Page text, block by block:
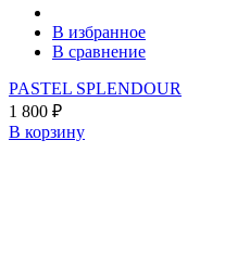
В избранное
В сравнение
PASTEL SPLENDOUR
1 800 ₽
В корзину